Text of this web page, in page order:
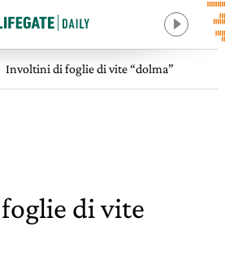
Involtini di foglie di vite “dolma”
di vite